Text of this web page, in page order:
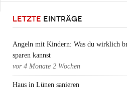
LETZTE EINTRÄGE
Angeln mit Kindern: Was du wirklich
sparen kannst
vor 4 Monate 2 Wochen
Haus in Lünen sanieren